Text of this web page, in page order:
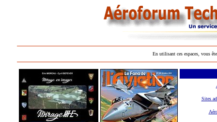
En utilisant ces espaces, vous
Sites